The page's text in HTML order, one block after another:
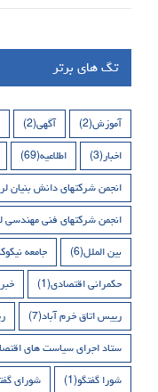
تگ های برتر
آموزش(2) آگهی(2)
اخبار(3) اطلاعیه(69)
انجمن شرکتهای دانش بنیان
انجمن شرکتهای فنی مهندسی
بین الملل(6) جامعه
حکمرانی اقتصادی(1) خبر
رییس اتاق خرم آباد(7)
ستاد اجرای سیاست های
شورا گفتگو(1) شورای